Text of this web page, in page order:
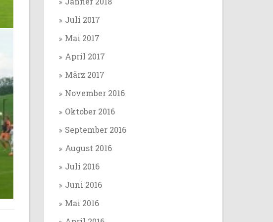
Juli 2017
Mai 2017
April 2017
März 2017
November 2016
Oktober 2016
September 2016
August 2016
Juli 2016
Juni 2016
Mai 2016